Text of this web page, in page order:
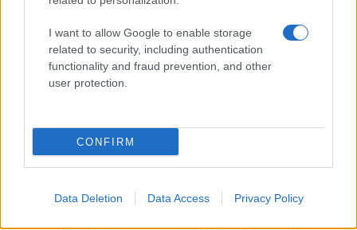
I want to allow Google to enable storage
related to security, including authentication
functionality and fraud prevention, and other
user protection.
CONFIRM
Data Deletion Data Access Privacy Policy